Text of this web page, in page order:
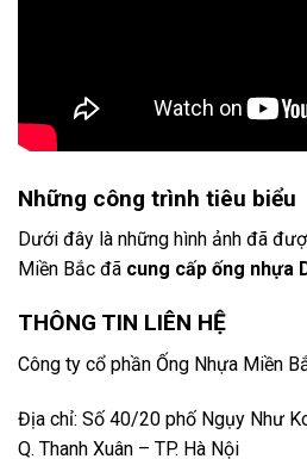
Những công trình tiêu biểu
Dưới đây là những hình ảnh đã
Miền Bắc đã cung cấp ống nhựa
THÔNG TIN LIÊN HỆ
Công ty cổ phần Ống Nhựa Miền
Địa chỉ: Số 40/20 phố Ngụy Như
Q. Thanh Xuân – TP. Hà Nội